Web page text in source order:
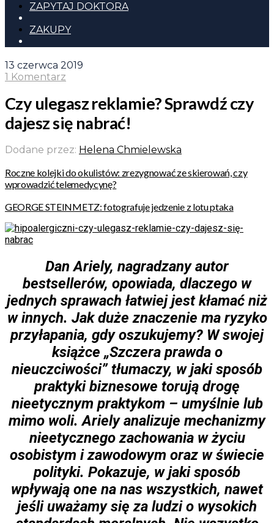
ZAPYTAJ DOKTORA
ZAKUPY
13 czerwca 2019
1 Komentarz
Czy ulegasz reklamie? Sprawdź czy
dajesz się nabrać!
Dodane przez: Helena Chmielewska
Roczne kolejki do okulistów: zrezygnować ze skierowań, czy
wprowadzić telemedycynę?
GEORGE STEINMETZ: fotografuje jedzenie z lotu ptaka
Dan Ariely, nagradzany autor
bestsellerów, opowiada, dlaczego w
jednych sprawach łatwiej jest kłamać niż
w innych. Jak duże znaczenie ma ryzyko
przyłapania, gdy oszukujemy? W swojej
książce „Szczera prawda o
nieuczciwości” tłumaczy, w jaki sposób
praktyki biznesowe torują drogę
nieetycznym praktykom – umyślnie lub
mimo woli. Ariely analizuje mechanizmy
nieetycznego zachowania w życiu
osobistym i zawodowym oraz w świecie
polityki. Pokazuje, w jaki sposób
wpływają one na nas wszystkich, nawet
jeśli uważamy się za ludzi o wysokich